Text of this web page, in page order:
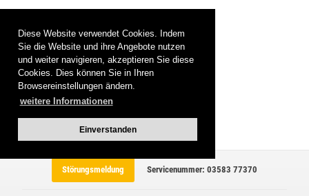
Diese Website verwendet Cookies. Indem
Sie die Website und ihre Angebote nutzen
und weiter navigieren, akzeptieren Sie diese
Cookies. Dies können Sie in Ihren
Browsereinstellungen ändern.
weitere Informationen
Einverstanden
Störungsmeldung Servicenummer: 03583 77370